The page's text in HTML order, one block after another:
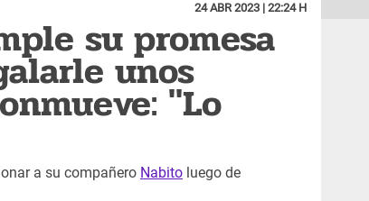
24 ABR 2023 | 22:24 H
su promesa
unos
"Lo
a su compañero Nabito luego de